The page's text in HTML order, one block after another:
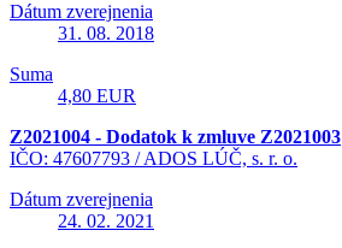
Dátum zverejnenia
31. 08. 2018
Suma
4,80 EUR
Z2021004 - Dodatok k zmluve Z2021003
IČO: 47607793 /ADOS LÚČ, s. r. o.
Dátum zverejnenia
24. 02. 2021